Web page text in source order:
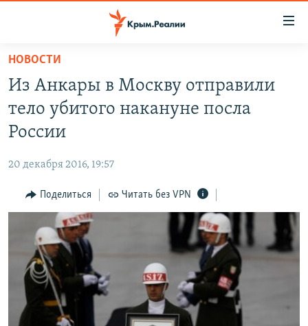
Вернуться
основному
содержанию
Вернутся
главной
навигации
Вернутся
поиску
СПЕЦПРОЕКТЫ
11 ЛЕТ ОККУПАЦИИ КРЫМА. 11 ИСТОРИЙ СОПРОТИВЛЕНИЯ
ВОДА
ЕЩЕ
ИНТЕРАКТИВ
ИНФОГРАФИКА
ТЕЛЕПРОЕКТ КРЫМ.РЕАЛИИ
СОВЕТЫ ПРАВОЗАЩИТНИКОВ
ПРОПАВШИЕ БЕЗ ВЕСТИ
ПОБЕДИТЕЛЕЙ НЕ СУДЯТ?
РАДІО СВОБОДА
КАК ОБОЙТИ БЛОКИРОВКУ
Українською
Qırımtatar
ПРИСОЕДИНЯЙТЕСЬ!
НОВОСТИ
Из Анкары в Москву отправили
тело убитого накануне посла
России
20 декабря 2016, 19:57
Поделиться Читать без VPN